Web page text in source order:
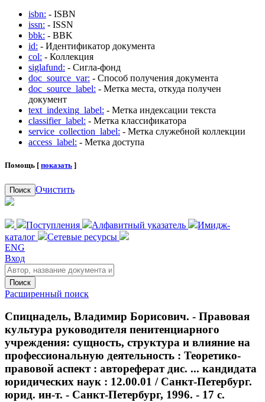
isbn: - ISBN
issn: - ISSN
bbk: - BBK
id: - Идентификатор документа
col: - Коллекция
siglafund: - Сигла-фонд
doc_source_var: - Способ получения документа
doc_source_label: - Метка места, откуда получен
документ
text_indexing_label: - Метка индексации текста
classifier_label: - Метка классификатора
service_collection_label: - Метка служебной коллекции
access_label: - Метка доступа
Помощь [ показать ]
Поиск Очистить
Поступления Алфавитный указатель
Имидж-
каталог
Сетевые ресурсы
ENG
Вход
Поиск
Расширенный поиск
Спицнадель, Владимир Борисович. - Правовая
культура руководителя пенитенциарного
учреждения: сущность, структура и влияние на
профессиональную деятельность : Теоретико-
правовой аспект : автореферат дис. ... кандидата
юридических наук : 12.00.01 / Санкт-Петербург.
юрид. ин-т. - Санкт-Петербург, 1996. - 17 с.